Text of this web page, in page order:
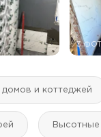
3
домов и коттеджей